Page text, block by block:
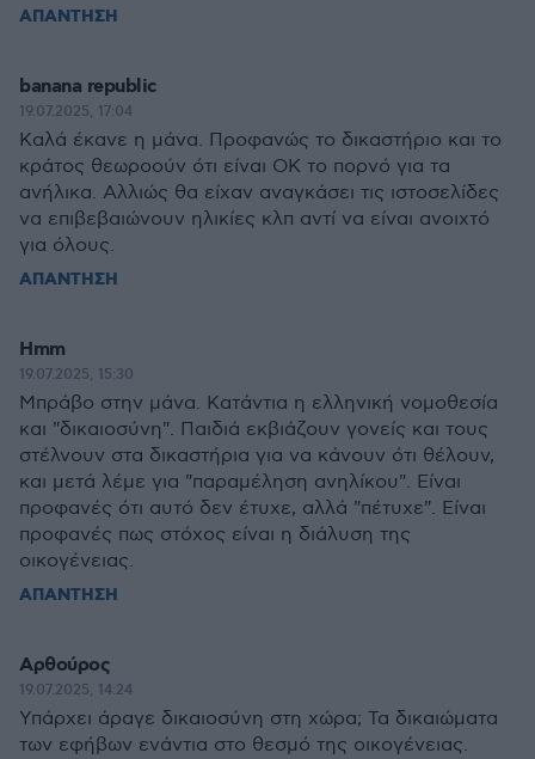
ΑΠΑΝΤΗΣΗ
banana republic
19.07.2025, 17:04
Καλά έκανε η μάνα. Προφανώς το δικαστήριο και το
κράτος θεωροούν ότι είναι ΟΚ το πορνό για τα
ανήλικα. Αλλιώς θα είχαν αναγκάσει τις ιστοσελίδες
να επιβεβαιώνουν ηλικίες κλπ αντί να είναι ανοιχτό
για όλους.
ΑΠΑΝΤΗΣΗ
Hmm
19.07.2025, 15:30
Μπράβο στην μάνα. Κατάντια η ελληνική νομοθεσία
και "δικαιοσύνη". Παιδιά εκβιάζουν γονείς και τους
στέλνουν στα δικαστήρια για να κάνουν ότι θέλουν,
και μετά λέμε για "παραμέληση ανηλίκου". Είναι
προφανές ότι αυτό δεν έτυχε, αλλά "πέτυχε". Είναι
προφανές πως στόχος είναι η διάλυση της
οικογένειας.
ΑΠΑΝΤΗΣΗ
Αρθούρος
19.07.2025, 14:24
Υπάρχει άραγε δικαιοσύνη στη χώρα; Τα δικαιώματα
των εφήβων ενάντια στο θεσμό της οικογένειας.